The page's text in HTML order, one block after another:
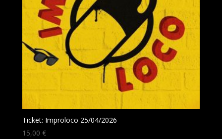
Ticket: Improloco 25/04/2026
15,00 €